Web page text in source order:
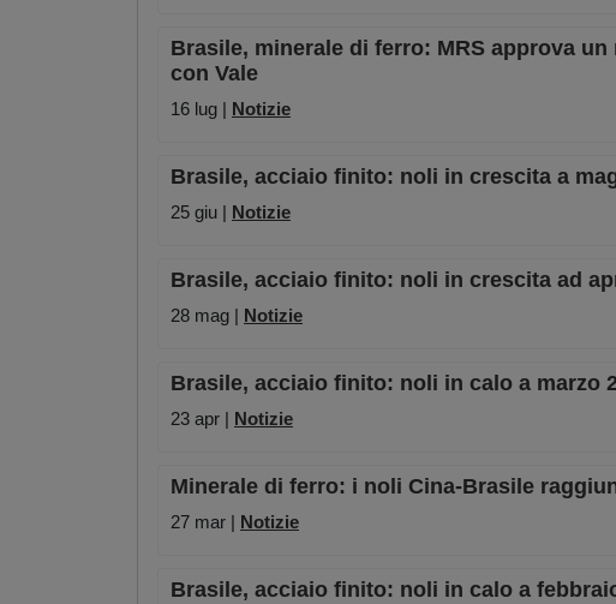
Brasile, minerale di ferro: MRS approva
con Vale
16 lug | Notizie
Brasile, acciaio finito: noli in crescita a
25 giu | Notizie
Brasile, acciaio finito: noli in crescita ad
28 mag | Notizie
Brasile, acciaio finito: noli in calo a marzo
23 apr | Notizie
Minerale di ferro: i noli Cina-Brasile
27 mar | Notizie
Brasile, acciaio finito: noli in calo a